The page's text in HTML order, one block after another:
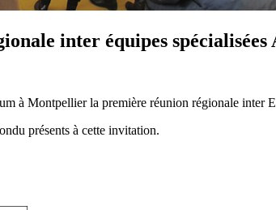
inter équipes
à Montpellier la première réunion régionale
présents à cette invitation.